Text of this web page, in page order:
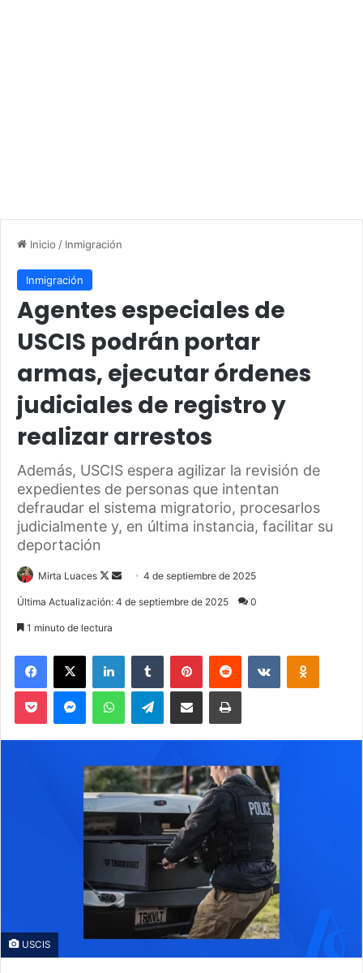
Inicio / Inmigración
Inmigración
Agentes especiales de
USCIS podrán portar
armas, ejecutar órdenes
judiciales de registro y
realizar arrestos
Además, USCIS espera agilizar la revisión de
expedientes de personas que intentan
defraudar el sistema migratorio, procesarlos
judicialmente y, en última instancia, facilitar su
deportación
Mirta Luaces
F
o
w
o
n
a
e
l
4 de septiembre de 2025
Última Actualización: 4 de septiembre de 2025 0
1 minuto de lectura
Telegram
USCIS